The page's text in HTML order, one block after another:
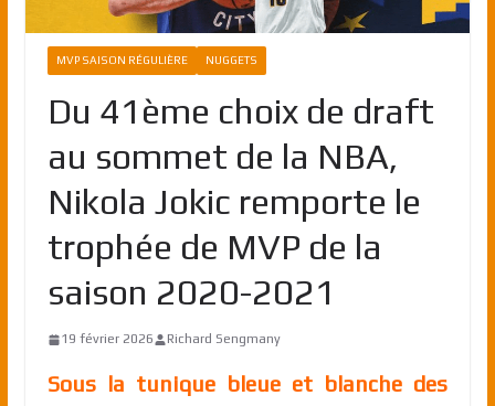
MVP SAISON RÉGULIÈRE NUGGETS
Du 41ème choix de draft
au sommet de la NBA,
Nikola Jokic remporte le
trophée de MVP de la
saison 2020-2021
19 février 2026 Richard Sengmany
Sous la tunique bleue et blanche des